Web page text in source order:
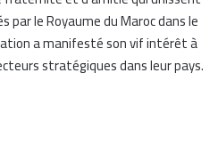
le Royaume du Maroc dans le
a manifesté son vif intérêt à
stratégiques dans leur pays.